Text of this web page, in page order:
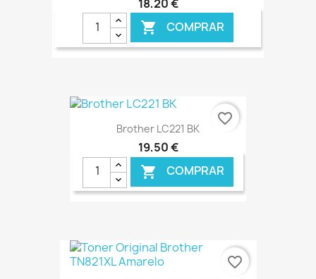
18,20 €
 COMPRAR
Brother LC221 BK
19,50 €
 COMPRAR
€ ONLINE
favorite_border
favorite_border